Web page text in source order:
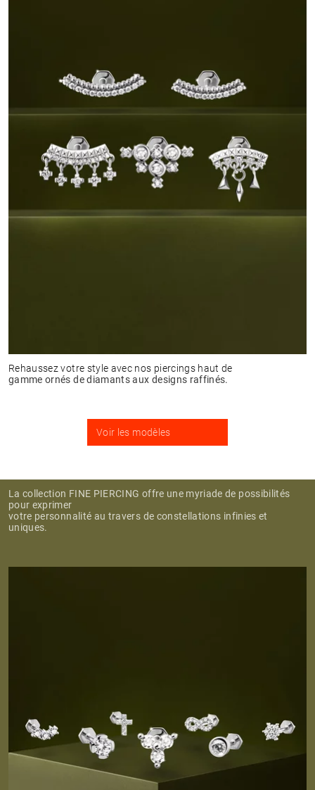
Rehaussez votre style avec nos piercings haut de
gamme ornés de diamants aux designs raffinés.
Voir les modèles
La collection FINE PIERCING offre une myriade de possibilités
pour exprimer
votre personnalité au travers de constellations infinies et
uniques.